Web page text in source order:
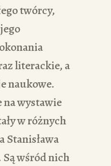
twórcy,
literackie, a
naukowe.
na wystawie
w różnych
Stanisława
wśród nich